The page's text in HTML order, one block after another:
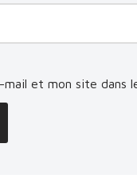
et mon site dans